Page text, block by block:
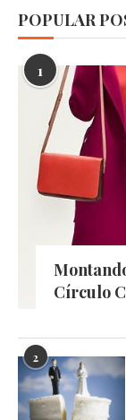
POPULAR
1
Círculo
2